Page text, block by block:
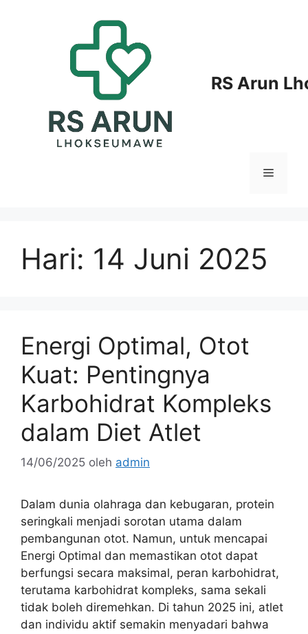
RS Arun
Menu
Hari: 14 Juni 2025
Energi Optimal, Otot
Kuat: Pentingnya
Karbohidrat Kompleks
dalam Diet Atlet
14/06/2025 oleh admin
Dalam dunia olahraga dan kebugaran, protein
seringkali menjadi sorotan utama dalam
pembangunan otot. Namun, untuk mencapai
Energi Optimal dan memastikan otot dapat
berfungsi secara maksimal, peran karbohidrat,
terutama karbohidrat kompleks, sama sekali
tidak boleh diremehkan. Di tahun 2025 ini, atlet
dan individu aktif semakin menyadari bahwa